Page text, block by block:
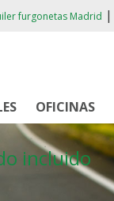
furgonetas Madrid |
OFICINAS
incluido